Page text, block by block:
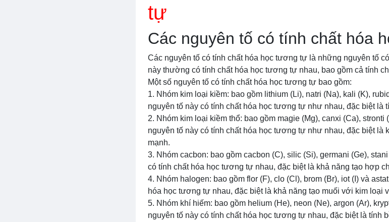
tự
Các nguyên tố có tính chất hóa
Các nguyên tố có tính chất hóa học tương tự là những nguyên tố
này thường có tính chất hóa học tương tự nhau, bao gồm cả tính
Một số nguyên tố có tính chất hóa học tương tự bao gồm:
1. Nhóm kim loại kiềm: bao gồm lithium (Li), natri (Na), kali (K),
nguyên tố này có tính chất hóa học tương tự như nhau, đặc biệt là
2. Nhóm kim loại kiềm thổ: bao gồm magie (Mg), canxi (Ca), stronti
nguyên tố này có tính chất hóa học tương tự như nhau, đặc biệt là
mạnh.
3. Nhóm cacbon: bao gồm cacbon (C), silic (Si), germani (Ge),
có tính chất hóa học tương tự nhau, đặc biệt là khả năng tạo hợp
4. Nhóm halogen: bao gồm flor (F), clo (Cl), brom (Br), iot (I) và
hóa học tương tự nhau, đặc biệt là khả năng tạo muối với kim loại
5. Nhóm khí hiếm: bao gồm helium (He), neon (Ne), argon (Ar),
nguyên tố này có tính chất hóa học tương tự nhau, đặc biệt là tính